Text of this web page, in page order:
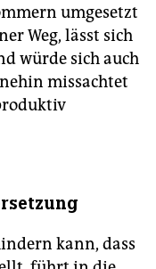
umgesetzt
Weg, lässt sich
würde sich auch
missachtet
kann, dass